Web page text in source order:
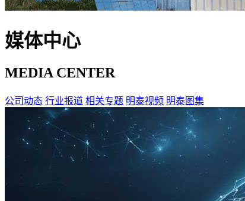
媒体中心
MEDIA CENTER
公司动态 行业报道 相关专题 明泰视频 明泰图集